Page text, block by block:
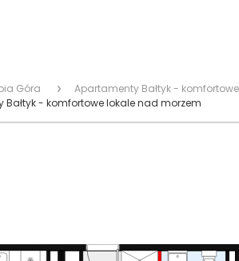
Góra
Apartamenty Bałtyk -
- komfortowe lokale nad morzem